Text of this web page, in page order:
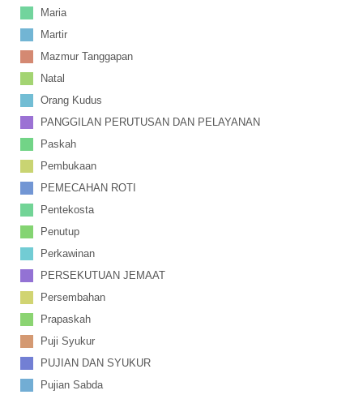
Maria
Martir
Mazmur Tanggapan
Natal
Orang Kudus
PANGGILAN PERUTUSAN DAN PELAYANAN
Paskah
Pembukaan
PEMECAHAN ROTI
Pentekosta
Penutup
Perkawinan
PERSEKUTUAN JEMAAT
Persembahan
Prapaskah
Puji Syukur
PUJIAN DAN SYUKUR
Pujian Sabda